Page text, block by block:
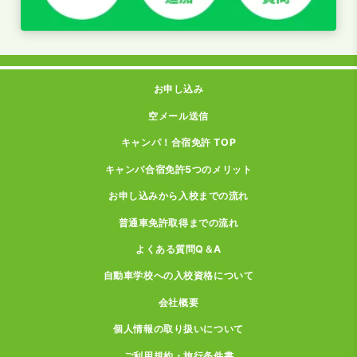
お申し込み
空メール送信
キャンパ！合宿免許 TOP
キャンパ合宿免許5つのメリット
お申し込みから入校までの流れ
普通車免許取得までの流れ
よくある質問Q＆A
自動車学校への入校資格について
会社概要
個人情報の取り扱いについて